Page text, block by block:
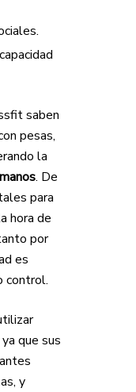
saben
pesas,
la
. De
para
hora de
por
es
control.
ya que sus
y